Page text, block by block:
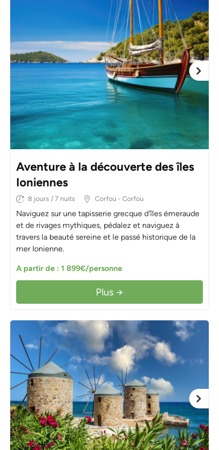
Aventure à la découverte des îles
Ioniennes
8 jours / 7 nuits Corfou - Corfou
Naviguez sur une tapisserie grecque d'îles émeraude
et de rivages mythiques, pédalez et naviguez à
travers la beauté sereine et le passé historique de la
mer Ionienne.
A partir de : 1 899€/personne
Plus →